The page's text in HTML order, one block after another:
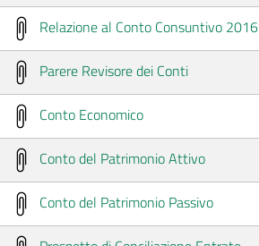
Relazione al Conto Consuntivo 2016
Parere Revisore dei Conti
Conto Economico
Conto del Patrimonio Attivo
Conto del Patrimonio Passivo